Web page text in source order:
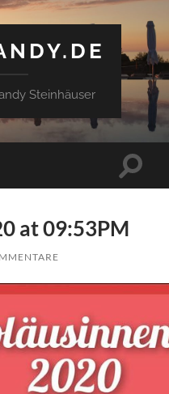
Steinhäuser
at 09:53PM